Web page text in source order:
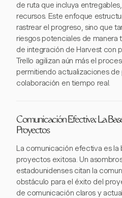
de ruta que incluya
recursos. Este enfoque
rastrear el progreso, sino que
riesgos potenciales de manera
de integración de Harvest con
Trello agilizan aún más el
permitiendo actualizaciones
colaboración en tiempo real.
Comunicación Efectiva: La
Proyectos
La comunicación efectiva es la
proyectos exitosa. Un
estadounidenses citan la
obstáculo para el éxito del
de comunicación claros y